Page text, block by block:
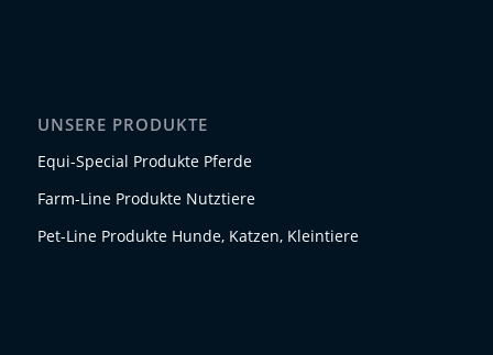
UNSERE PRODUKTE
Equi-Special Produkte Pferde
Farm-Line Produkte Nutztiere
Pet-Line Produkte Hunde, Katzen, Kleintiere